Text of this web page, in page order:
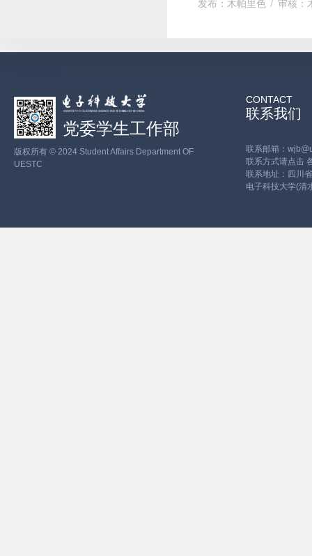
发布：木帕里色 审核：
党委学生工作部
版权所有 © 2024 Student Affairs Department OF
UESTC
CONTACT
联系我们
联系邮箱：
联系方式请点击
联系地址：四川
电子科技大学(清